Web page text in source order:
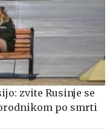
zvite Rusinje se
po smrti